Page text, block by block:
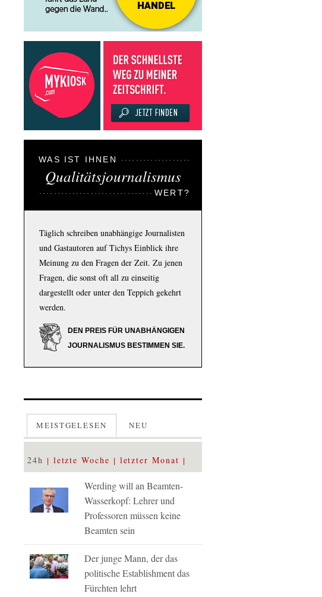
WAS IST IHNEN
Qualitätsjournalismus
WERT?
Täglich schreiben unabhängige Journalisten
und Gastautoren auf Tichys Einblick ihre
Meinung zu den Fragen der Zeit. Zu jenen
Fragen, die sonst oft all zu einseitig
dargestellt oder unter den Teppich gekehrt
werden.
DEN PREIS FÜR UNABHÄNGIGEN
JOURNALISMUS BESTIMMEN SIE.
MEISTGELESEN NEU
24h letzte Woche letzter Monat
Werding will an Beamten-
Wasserkopf: Lehrer und
Professoren müssen keine
Beamten sein
Der junge Mann, der das
politische Establishment das
Fürchten lehrt